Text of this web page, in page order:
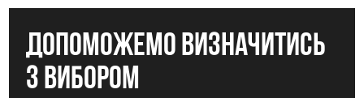
допоможемо визначитись
з вибором